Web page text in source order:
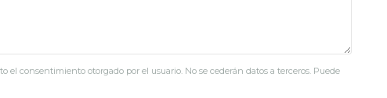
consentimiento otorgado por el usuario. No se cederán datos a terceros. Puede